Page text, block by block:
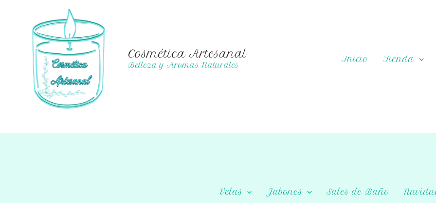
contenido
Cosmética Artesanal
Belleza y Aromas Naturales
Inicio Tienda
Velas Jabones Sales de Baño